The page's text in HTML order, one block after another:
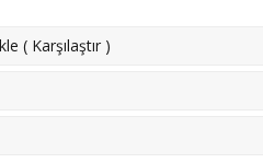
( Karşılaştır )